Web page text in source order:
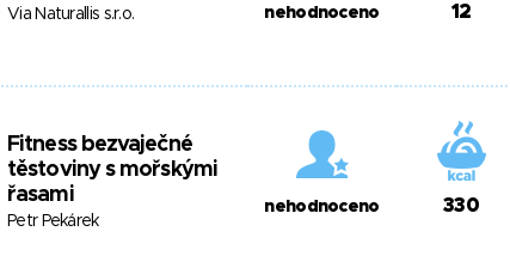
Via Naturallis s.r.o. nehodnoceno 12
Fitness bezvaječné
těstoviny s mořskými
řasami
Petr Pekárek
nehodnoceno 330